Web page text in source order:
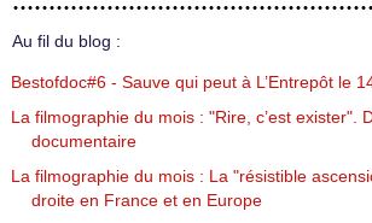
Au fil du blog :
Bestofdoc#6 - Sauve qui peut à L’Entrepôt le
La filmographie du mois : "Rire, c’est exister".
documentaire
La filmographie du mois : La "résistible
droite en France et en Europe